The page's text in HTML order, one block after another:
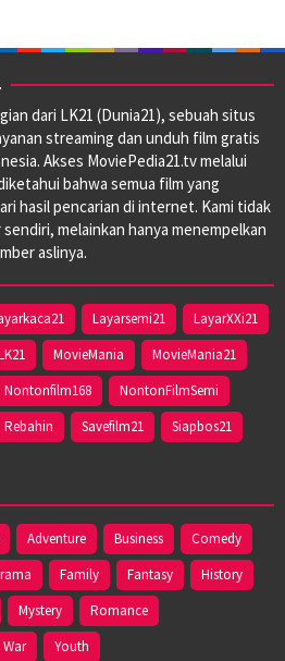
dari LK21 (Dunia21), sebuah situs
streaming dan unduh film gratis
Akses MoviePedia21.tv melalui
bahwa semua film yang
hasil pencarian di internet. Kami tidak
melainkan hanya menempelkan
aslinya.
Layarsemi21
LayarXXi21
MovieMania
MovieMania21
Nontonfilm168
NontonFilmSemi
Rebahin Savefilm21
Siapbos21
Adventure Business
Comedy
Family Fantasy
History
Mystery
Romance
War Youth